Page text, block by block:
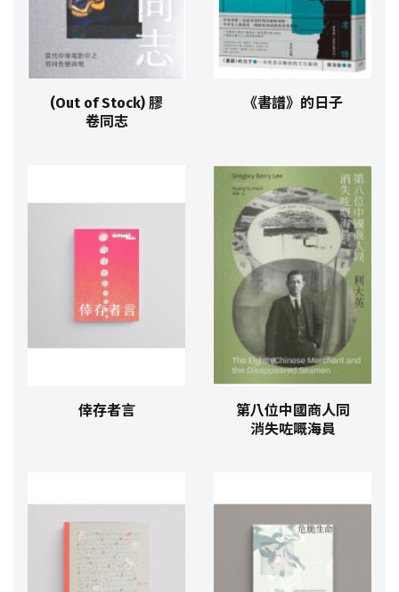
(Out of Stock) 膠
卷同志
《書譜》的日子
倖存者言
第八位中國商人同
消失咗嘅海員